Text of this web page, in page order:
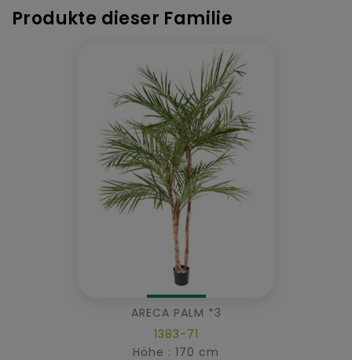
Produkte dieser Familie
ARECA PALM *3
1383-71
Höhe : 170 cm